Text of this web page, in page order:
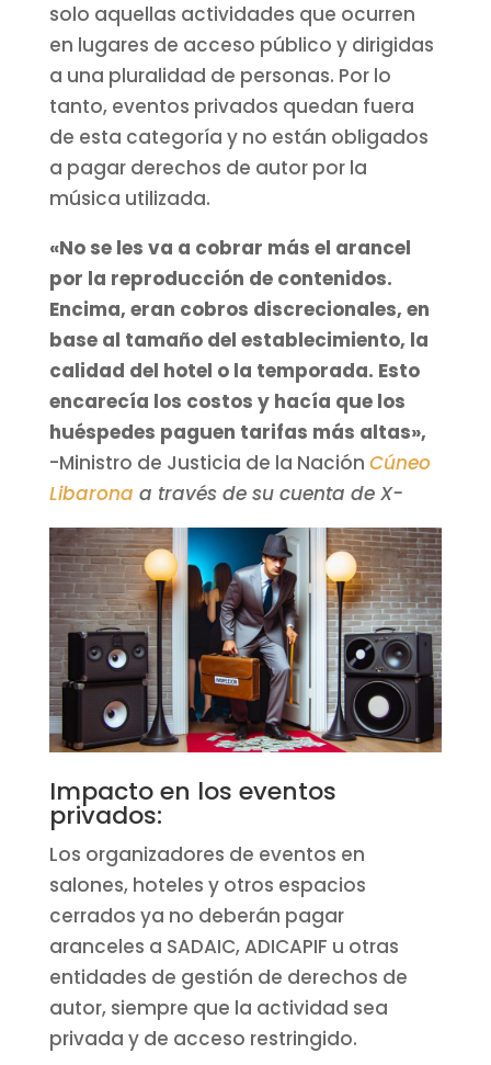
solo aquellas actividades que ocurren
en lugares de acceso público y dirigidas
a una pluralidad de personas. Por lo
tanto, eventos privados quedan fuera
de esta categoría y no están obligados
a pagar derechos de autor por la
música utilizada.
«No se les va a cobrar más el arancel
por la reproducción de contenidos.
Encima, eran cobros discrecionales, en
base al tamaño del establecimiento, la
calidad del hotel o la temporada. Esto
encarecía los costos y hacía que los
huéspedes paguen tarifas más altas»,
-Ministro de Justicia de la Nación Cúneo
Libarona a través de su cuenta de X-
Impacto en los eventos
privados:
Los organizadores de eventos en
salones, hoteles y otros espacios
cerrados ya no deberán pagar
aranceles a SADAIC, ADICAPIF u otras
entidades de gestión de derechos de
autor, siempre que la actividad sea
privada y de acceso restringido.